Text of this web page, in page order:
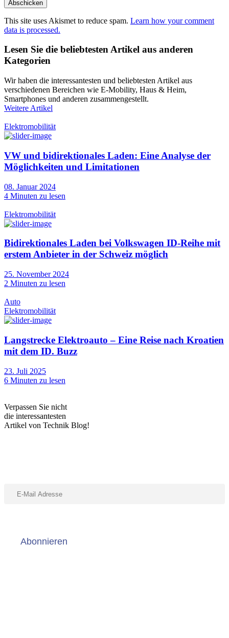
This site uses Akismet to reduce spam. Learn how your comment
data is processed.
Lesen Sie die beliebtesten Artikel aus anderen
Kategorien
Wir haben die interessantesten und beliebtesten Artikel aus
verschiedenen Bereichen wie E-Mobility, Haus & Heim,
Smartphones und anderen zusammengestellt.
Weitere Artikel
Elektromobilität
VW und bidirektionales Laden: Eine Analyse der
Möglichkeiten und Limitationen
08. Januar 2024
4 Minuten zu lesen
Elektromobilität
Bidirektionales Laden bei Volkswagen ID-Reihe mit
erstem Anbieter in der Schweiz möglich
25. November 2024
2 Minuten zu lesen
Auto
Elektromobilität
Langstrecke Elektroauto – Eine Reise nach Kroatien
mit dem ID. Buzz
23. Juli 2025
6 Minuten zu lesen
Verpassen Sie nicht
die interessantesten
Artikel von Technik Blog!
Abonnieren